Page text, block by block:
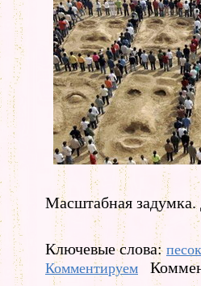
Масштабная задумка.
Ключевые слова: песок
Комментируем